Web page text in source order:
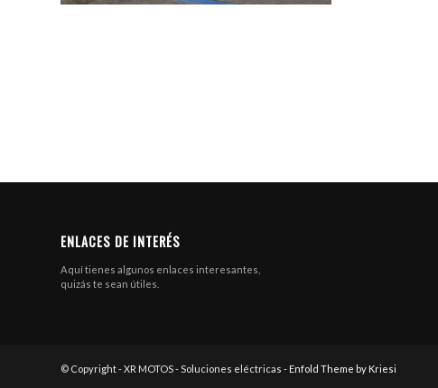
ENLACES DE INTERÉS
Aquí tienes algunos enlaces interesantes,
quizás te sean útiles.
© Copyright - XR MOTOS - Soluciones eléctricas - Enfold Theme by Kriesi